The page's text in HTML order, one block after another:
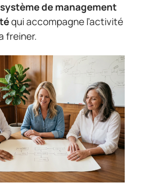
système de management
qui accompagne l’activité
freiner.